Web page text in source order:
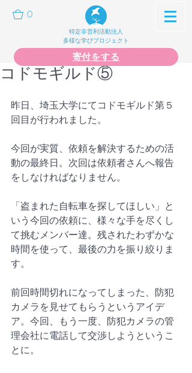
0
特定非営利活動法人
多様な学びプロジェクト
寄付をする
コドモギルド⑤
昨日、埼玉大学にてコドモギルド第５
回目が行われました。
今回が実質、依頼を解決するための活
動の最終日。次回は依頼者さんへ報告
をしなければなりません。
「盗まれた自転車を探してほしい」と
いう今回の依頼に、様々な手を尽くし
て挑むメンバー達。残されたわずかな
時間を使って、最後の力を振り絞りま
す。
前回時間切れになってしまった、防犯
カメラを見せてもらうというアイデ
ア。今回、もう一度、防犯カメラの管
理会社に電話して交渉しようというこ
とに。